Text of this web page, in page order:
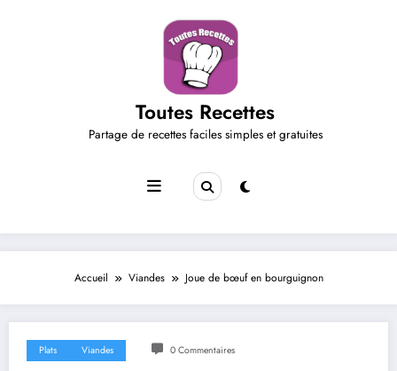
Toutes Recettes
Partage de recettes faciles simples et gratuites
Accueil Viandes Joue de bœuf en bourguignon
Plats Viandes 0 Commentaires